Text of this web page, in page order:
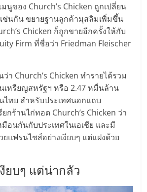
นูของ Church’s Chicken ถูกเปลี่ยน
เช่นกัน ขยายฐานลูกค้ามุสลิมเพิ่มขึ้น
Chicken ก็ถูกขายอีกครั้งให้กับ
Firm ที่ชื่อว่า Friedman Fleischer
า Church’s Chicken ทำรายได้รวม
เหรียญสหรัฐฯ หรือ 2.47 หมื่นล้าน
ไทย สำหรับประเทศนอกแถบ
ยกร้านไก่ทอด Church’s Chicken ว่า
มือนกันกับประเทศในเอเชีย และมี
ยแฟรนไชส์อย่างเงียบๆ แต่แฝงด้วย
ยบๆ แต่น่ากลัว